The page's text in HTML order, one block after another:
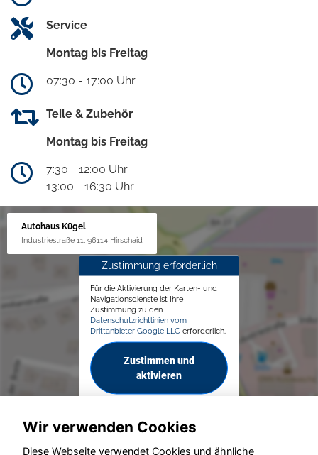
Service
Montag bis Freitag
07:30 - 17:00 Uhr
Teile & Zubehör
Montag bis Freitag
7:30 - 12:00 Uhr
13:00 - 16:30 Uhr
Autohaus Kügel
Industriestraße 11, 96114 Hirschaid
Zustimmung erforderlich
Für die Aktivierung der Karten- und
Navigationsdienste ist Ihre
Zustimmung zu den
Datenschutzrichtlinien vom
Drittanbieter Google LLC erforderlich.
Zustimmen und
aktivieren
Wir verwenden Cookies
Diese Webseite verwendet Cookies und ähnliche